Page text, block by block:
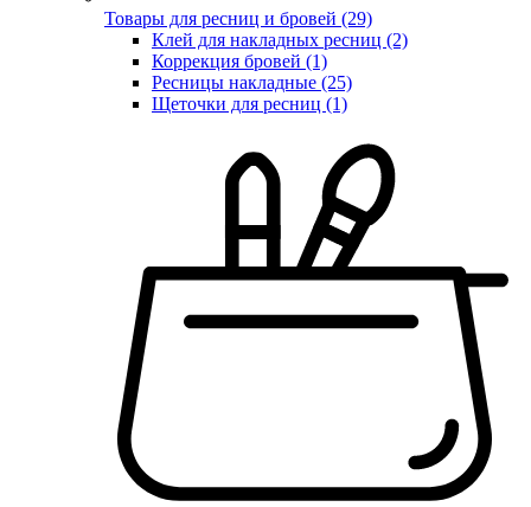
Товары для ресниц и бровей (29)
Клей для накладных ресниц (2)
Коррекция бровей (1)
Ресницы накладные (25)
Щеточки для ресниц (1)